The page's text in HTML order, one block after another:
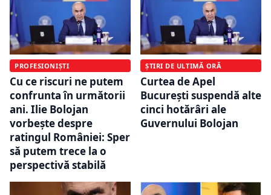
PROFESIONIȘTI
Cu ce riscuri ne putem
confrunta în următorii
ani. Ilie Bolojan
vorbește despre
ratingul României: Sper
să putem trece la o
perspectivă stabilă
ȘTIRI DE ULTIMĂ ORĂ
Curtea de Apel
București suspendă alte
cinci hotărâri ale
Guvernului Bolojan